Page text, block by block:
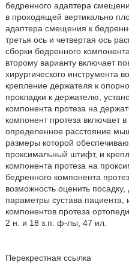
бедренного адаптера
в проходящей вертикально
адаптера смещения к
третья ось и четвертая ось
сборки бедренного
второму варианту включает
хирургического инструмента
крепление держателя к
прокладки к держателю,
компонента протеза на
компонент протеза включает
определенное расстояние
размеры которой
проксимальный штифт, и
компонента протеза на
бедренного компонента
возможность оценить
параметры сустава пациента,
компонентов протеза
2 н. и 18 з.п. ф-лы, 47 ил.
Перекрестная ссылка